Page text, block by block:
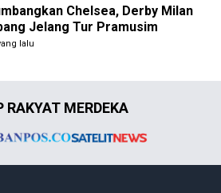
Chelsea, Derby Milan
Jelang Tur Pramusim
lalu
RAKYAT MERDEKA